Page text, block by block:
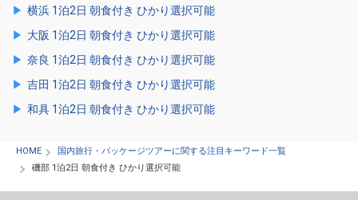
横浜 1泊2日 朝食付き ひかり選択可能
大阪 1泊2日 朝食付き ひかり選択可能
奈良 1泊2日 朝食付き ひかり選択可能
吉田 1泊2日 朝食付き ひかり選択可能
和具 1泊2日 朝食付き ひかり選択可能
HOME
国内旅行・パッケージツアーに関する注目キーワード一覧
磯部 1泊2日 朝食付き ひかり選択可能